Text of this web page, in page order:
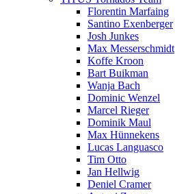
Florentin Marfaing
Santino Exenberger
Josh Junkes
Max Messerschmidt
Koffe Kroon
Bart Buikman
Wanja Bach
Dominic Wenzel
Marcel Rieger
Dominik Maul
Max Hünnekens
Lucas Languasco
Tim Otto
Jan Hellwig
Deniel Cramer